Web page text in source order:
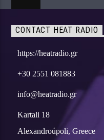
CONTACT HEAT RADIO
https://heatradio.gr
+30 2551 081883
info@heatradio.gr
Kartali 18
Alexandroúpoli, Greece